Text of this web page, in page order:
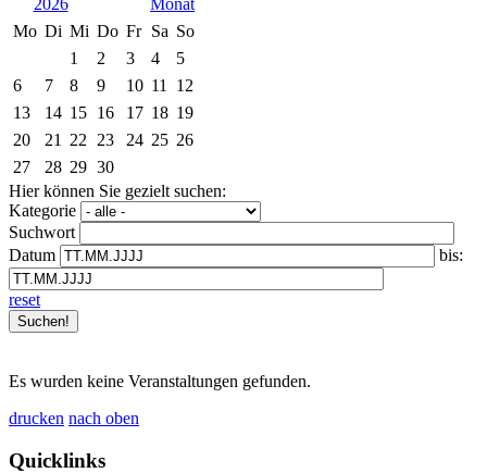
2026
Mo Di Mi Do Fr Sa So
1
2 3 4
5
6
7 8 9 10 11
12
13
14 15 16 17 18 19
20
21 22 23 24 25 26
27
28 29 30
Hier können Sie gezielt suchen:
Kategorie
Suchwort
Datum
bis:
reset
Es wurden keine Veranstaltungen gefunden.
drucken nach oben
Quicklinks